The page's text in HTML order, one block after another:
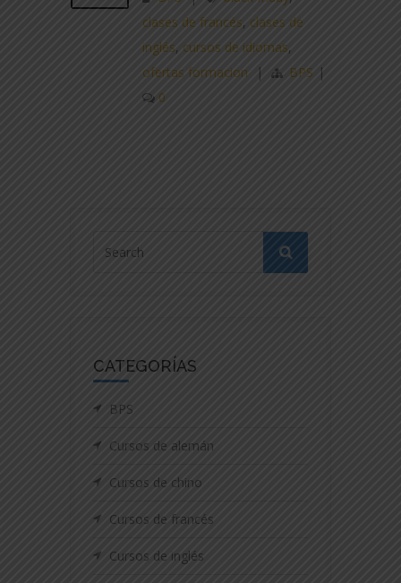
clases de francés, clases de
inglés, cursos de idiomas,
ofertas formacion
| BPS |
0
CATEGORÍAS
BPS
Cursos de alemán
Cursos de chino
Cursos de francés
Cursos de inglés